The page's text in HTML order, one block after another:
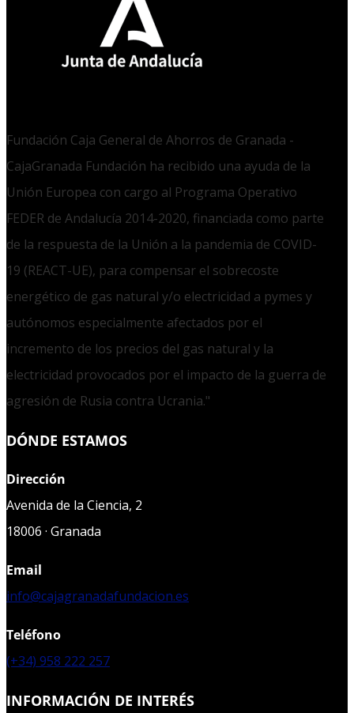
Fundación Caja General de Ahorros de Granada -
CajaGranada Fundación ha recibido una ayuda de la
Unión Europea con cargo al Programa Operativo
FEDER de Andalucía 2014-2020, financiada como parte
de la respuesta de la Unión a la pandemia de COVID-
19 (REACT-UE), para compensar el sobrecoste
energético de gas natural y/o electricidad a pymes y
autónomos especialmente afectados por el
incremento de los precios del gas natural y la
electricidad provocados por el impacto de la guerra de
agresión de Rusia contra Ucrania."
DÓNDE ESTAMOS
Dirección
Avenida de la Ciencia, 2
18006 · Granada
Email
info@cajagranadafundacion.es
Teléfono
(+34) 958 222 257
INFORMACIÓN DE INTERÉS